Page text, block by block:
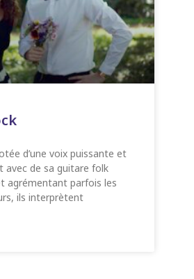
d’une voix puissante et
avec de sa guitare folk
agrémentant parfois les
ils interprètent